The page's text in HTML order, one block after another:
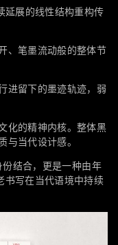
延展的线性结构重构传
、笔墨流动般的整体节
进留下的墨迹轨迹，弱
化的精神内核。整体黑
与当代设计感。
份结合，更是一种由年
写在当代语境中持续